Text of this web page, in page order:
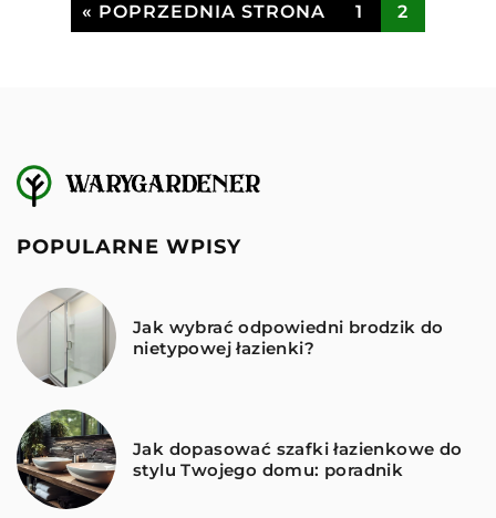
« POPRZEDNIA STRONA 1 2
POPULARNE WPISY
Jak wybrać odpowiedni brodzik do
nietypowej łazienki?
Jak dopasować szafki łazienkowe do
stylu Twojego domu: poradnik